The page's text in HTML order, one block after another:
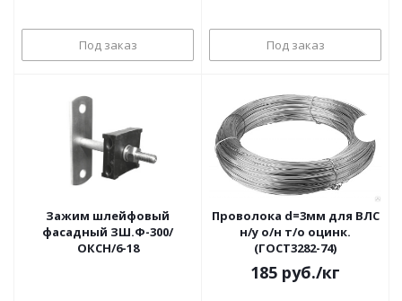
Под заказ Под заказ
Зажим шлейфовый
фасадный ЗШ.Ф-300/
ОКСН/6-18
Проволока d=3мм для ВЛС
н/у о/н т/о оцинк.
(ГОСТ3282-74)
185 руб./кг